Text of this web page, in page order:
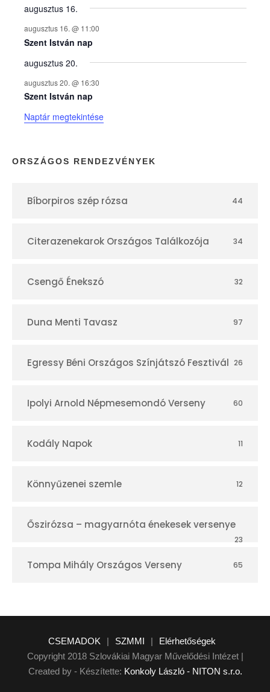
y
e
k
n
a
p
r
augusztus 16.
augusztus 16. @ 11:00
Szent István nap
augusztus 20.
augusztus 20. @ 16:30
Szent István nap
Naptár megtekintése
ORSZÁGOS RENDEZVÉNYEK
Bíborpiros szép rózsa 44
Citerazenekarok Országos Találkozója 34
Csengő Énekszó 32
Duna Menti Tavasz 97
Egressy Béni Országos Színjátszó Fesztivál 26
Ipolyi Arnold Népmesemondó Verseny 60
Kodály Napok 11
Könnyűzenei szemle 12
Őszirózsa – magyarnóta énekesek versenye
23
Tompa Mihály Országos Verseny 65
CSEMADOK | SZMMI |
Elérhetőségek
Copyright 2018 Szlovákiai Magyar Művelődési Intézet |
Created by - Készítette: Konkoly László - NITON s.r.o.